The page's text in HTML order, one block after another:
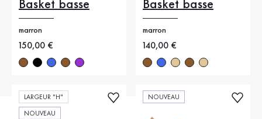
Basket basse
marron
Nouveau prix
150,00 €
Basket basse
marron
Nouveau prix
140,00 €
LARGEUR "H"
NOUVEAU
NOUVEAU